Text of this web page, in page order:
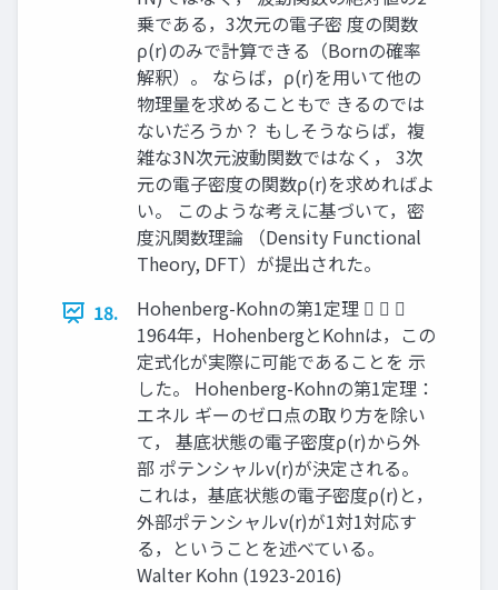
乗である，3次元の電子密 度の関数
ρ(r)のみで計算できる（Bornの確率
解釈）。 ならば，ρ(r)を用いて他の
物理量を求めることもで きるのでは
ないだろうか？ もしそうならば，複
雑な3N次元波動関数ではなく， 3次
元の電子密度の関数ρ(r)を求めればよ
い。 このような考えに基づいて，密
度汎関数理論 （Density Functional
Theory, DFT）が提出された。
18.
Hohenberg-Kohnの第1定理   
1964年，HohenbergとKohnは，この
定式化が実際に可能であることを 示
した。 Hohenberg-Kohnの第1定理：
エネル ギーのゼロ点の取り方を除い
て， 基底状態の電子密度ρ(r)から外
部 ポテンシャルv(r)が決定される。
これは，基底状態の電子密度ρ(r)と，
外部ポテンシャルv(r)が1対1対応す
る，ということを述べている。
Walter Kohn (1923-2016)